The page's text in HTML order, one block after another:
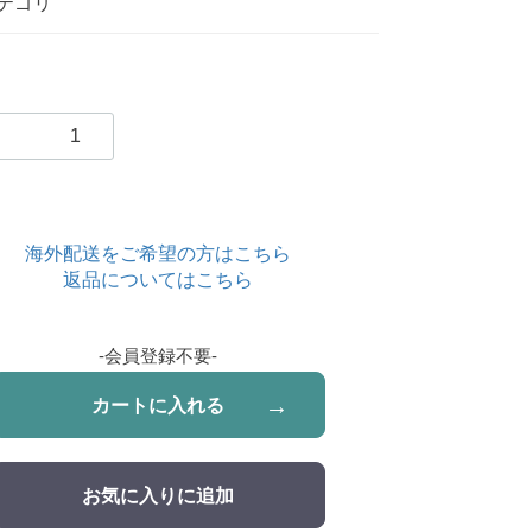
海外配送をご希望の方はこちら
返品についてはこちら
-会員登録不要-
カートに入れる
お気に入りに追加